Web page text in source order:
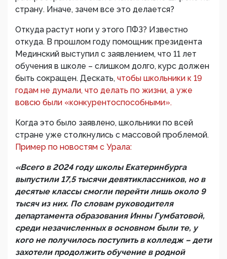
страну. Иначе, зачем все это делается?
Откуда растут ноги у этого ПФЗ? Известно
откуда. В прошлом году помощник президента
Мединский выступил с заявлением, что 11 лет
обучения в школе – слишком долго, курс должен
быть сокращен. Дескать, чтобы школьники к 19
годам не думали, что делать по жизни, а уже
вовсю были «конкурентоспособными».
Когда это было заявлено, школьники по всей
стране уже столкнулись с массовой проблемой.
Пример по новостям с Урала:
«Всего в 2024 году школы Екатеринбурга
выпустили 17,5 тысячи девятиклассников, но в
десятые классы смогли перейти лишь около 9
тысяч из них. По словам руководителя
департамента образования Инны Гумбатовой,
среди незачисленных в основном были те, у
кого не получилось поступить в колледж – дети
захотели продолжить обучение в родной